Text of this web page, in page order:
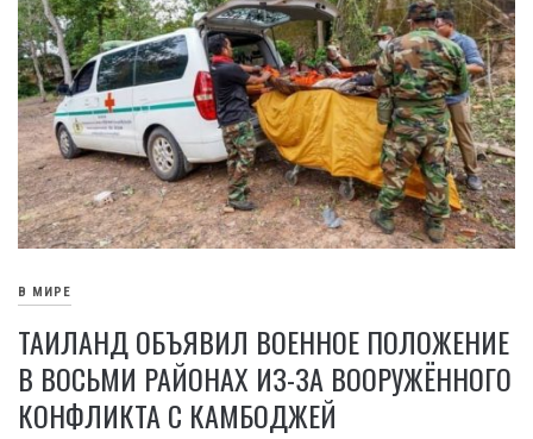
В МИРЕ
ТАИЛАНД ОБЪЯВИЛ ВОЕННОЕ ПОЛОЖЕНИЕ
В ВОСЬМИ РАЙОНАХ ИЗ-ЗА ВООРУЖЁННОГО
КОНФЛИКТА С КАМБОДЖЕЙ